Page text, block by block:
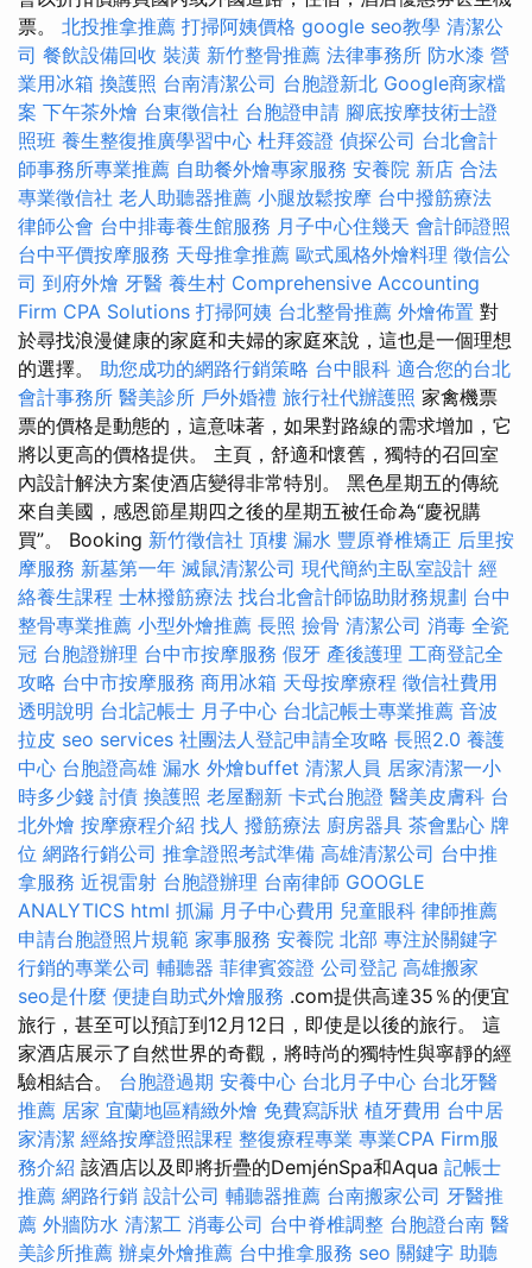
票。 北投推拿推薦 打掃阿姨價格 google seo教學 清潔公
司 餐飲設備回收 裝潢 新竹整骨推薦 法律事務所 防水漆 營
業用冰箱 換護照 台南清潔公司 台胞證新北 Google商家檔
案 下午茶外燴 台東徵信社 台胞證申請 腳底按摩技術士證
照班 養生整復推廣學習中心 杜拜簽證 偵探公司 台北會計
師事務所專業推薦 自助餐外燴專家服務 安養院 新店 合法
專業徵信社 老人助聽器推薦 小腿放鬆按摩 台中撥筋療法
律師公會 台中排毒養生館服務 月子中心住幾天 會計師證照
台中平價按摩服務 天母推拿推薦 歐式風格外燴料理 徵信公
司 到府外燴 牙醫 養生村 Comprehensive Accounting
Firm CPA Solutions 打掃阿姨 台北整骨推薦 外燴佈置 對
於尋找浪漫健康的家庭和夫婦的家庭來說，這也是一個理想
的選擇。 助您成功的網路行銷策略 台中眼科 適合您的台北
會計事務所 醫美診所 戶外婚禮 旅行社代辦護照 家禽機票
票的價格是動態的，這意味著，如果對路線的需求增加，它
將以更高的價格提供。 主頁，舒適和懷舊，獨特的召回室
內設計解決方案使酒店變得非常特別。 黑色星期五的傳統
來自美國，感恩節星期四之後的星期五被任命為“慶祝購
買”。 Booking 新竹徵信社 頂樓 漏水 豐原脊椎矯正 后里按
摩服務 新墓第一年 滅鼠清潔公司 現代簡約主臥室設計 經
絡養生課程 士林撥筋療法 找台北會計師協助財務規劃 台中
整骨專業推薦 小型外燴推薦 長照 撿骨 清潔公司 消毒 全瓷
冠 台胞證辦理 台中市按摩服務 假牙 產後護理 工商登記全
攻略 台中市按摩服務 商用冰箱 天母按摩療程 徵信社費用
透明說明 台北記帳士 月子中心 台北記帳士專業推薦 音波
拉皮 seo services 社團法人登記申請全攻略 長照2.0 養護
中心 台胞證高雄 漏水 外燴buffet 清潔人員 居家清潔一小
時多少錢 討債 換護照 老屋翻新 卡式台胞證 醫美皮膚科 台
北外燴 按摩療程介紹 找人 撥筋療法 廚房器具 茶會點心 牌
位 網路行銷公司 推拿證照考試準備 高雄清潔公司 台中推
拿服務 近視雷射 台胞證辦理 台南律師 GOOGLE
ANALYTICS html 抓漏 月子中心費用 兒童眼科 律師推薦
申請台胞證照片規範 家事服務 安養院 北部 專注於關鍵字
行銷的專業公司 輔聽器 菲律賓簽證 公司登記 高雄搬家
seo是什麼 便捷自助式外燴服務 .com提供高達35％的便宜
旅行，甚至可以預訂到12月12日，即使是以後的旅行。 這
家酒店展示了自然世界的奇觀，將時尚的獨特性與寧靜的經
驗相結合。 台胞證過期 安養中心 台北月子中心 台北牙醫
推薦 居家 宜蘭地區精緻外燴 免費寫訴狀 植牙費用 台中居
家清潔 經絡按摩證照課程 整復療程專業 專業CPA Firm服
務介紹 該酒店以及即將折疊的DemjénSpa和Aqua 記帳士
推薦 網路行銷 設計公司 輔聽器推薦 台南搬家公司 牙醫推
薦 外牆防水 清潔工 消毒公司 台中脊椎調整 台胞證台南 醫
美診所推薦 辦桌外燴推薦 台中推拿服務 seo 關鍵字 助聽